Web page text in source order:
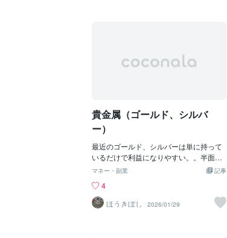
が「やらかす」 とんでもない事を「やっ
てのけて」 ログイン手段を 完全に失って
えているだけでも、 国家キャリア官僚、
半導体最大手、旧財閥系企業幹部、Goog
ハイスぺばかり。 出身大学も、旧帝大
卒、早慶、上智クラスばかり。「上司
が、MARCHクラスの馬鹿だらけでやっ
てられない」って言った人もいた。学歴
で人を見下してしまう思考が、本人を一
番苦しめていました。 他のプラチナ出品
ラチナの絞り込みをやめて検索して私を
発見。「この人シルバーだけど、心理学
博士でトヨタ自動車出身らしい。試しに
貴金属（ゴールド、シルバ
ー）
最近のゴールド、シルバーは単に持って
いるだけで利益になりやすい。。半面、
ここまで上がると買いづらいというのが
というよりは、小さく利を重ねていくス
タイル（0.1lotでも積み上げていけば大き
な利益になる）大事なのは大きく負けな
記事
マネー・副業
4
ほうきぼし
2026/01/29